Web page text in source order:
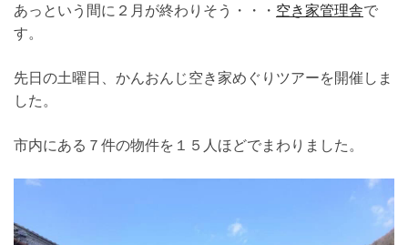
あっという間に２月が終わりそう・・・ 空き家管理舎で
す。
先日の土曜日、かんおんじ空き家めぐりツアーを開催しま
した。
市内にある７件の物件を１５人ほどでまわりました。